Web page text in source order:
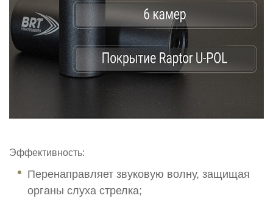
Эффективность:
Перенаправляет звуковую волну, защищая
органы слуха стрелка;